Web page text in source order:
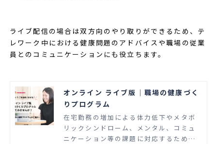
ライブ配信の場合は双方向のやり取りができるため、テ
レワーク中における健康問題のアドバイスや職場の従業
員とのコミュニケーションにも役立ちます。
オンライン ライブ版｜職場の健康づく
りプログラム
在宅勤務の増加による体力低下やメタボ
リックシンドローム、メンタル、コミュ
ニケーション等の課題に対応するため